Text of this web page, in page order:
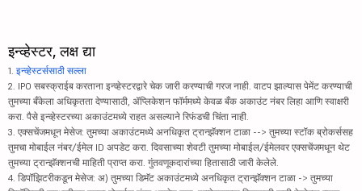
इन्व्हेस्टर, लक्ष द्या
1. इन्व्हेस्टर्ससाठी सल्ला
2. IPO सबस्क्राईब करताना इन्व्हेस्टरद्वारे चेक जारी करण्याची गरज नाही. वाटप झाल्यास पेमेंट करण्याची
तुमच्या बँकेला अधिकृतता देण्यासाठी, ॲप्लिकेशन फॉर्ममध्ये केवळ बँक अकाउंट नंबर लिहा आणि स्वाक्षरी
करा. पैसे इन्व्हेस्टरच्या अकाउंटमध्ये राहत असल्याने रिफंडची चिंता नाही.
3. एक्सचेंजमधून मेसेज: तुमच्या अकाउंटमध्ये अनधिकृत ट्रान्झॅक्शन टाळा --> तुमच्या स्टॉक ब्रोकर्ससह
तुमचा मोबाईल नंबर/ईमेल ID अपडेट करा. दिवसाच्या शेवटी तुमच्या मोबाईल/ईमेलवर एक्सचेंजमधून थेट
तुमच्या ट्रान्झॅक्शनची माहिती प्राप्त करा. गुंतवणूकदारांच्या हितासाठी जारी केलेले.
4. डिपॉझिटरीकडून मेसेज: अ) तुमच्या डिमॅट अकाउंटमध्ये अनधिकृत ट्रान्झॅक्शन टाळा -> तुमच्या